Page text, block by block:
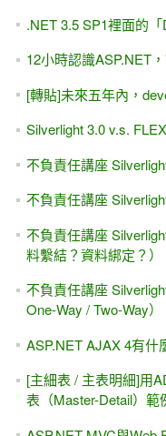
[轉職,求職]我適合做
己適不適合? (Web後端)
[ASP.NET Core MVC]
6.0~8.0~10.0版 +
ASP.NET 9.0 WebAPI
Scalar ,測試WebAPI的
[ASP.NET MVC +
Json命名空間
Core 6.0起 ~ 8.0, 9.0
[C# 超入門] .NET 現
程 / 教學視頻
[.NET 8.0] 錯誤與解決